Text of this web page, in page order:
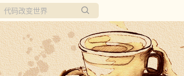
所有博客
当前博客